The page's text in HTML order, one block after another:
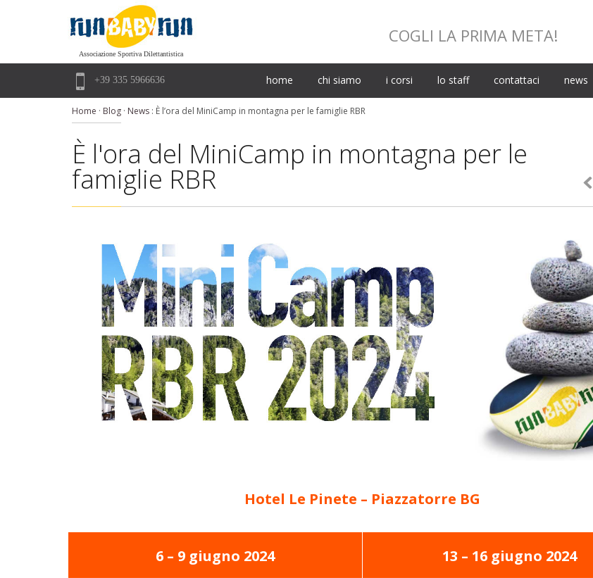
Associazione Sportiva Dilettantistica
COGLI LA PRIMA META!
 +39 335 5966636
content
home chi siamo i corsi lo staff contattaci news
Home · Blog · News : È l’ora del MiniCamp in montagna per le famiglie RBR
È l'ora del MiniCamp in montagna per le
famiglie RBR 
Hotel Le Pinete – Piazzatorre BG
6 – 9 giugno 2024 13 – 16 giugno 2024